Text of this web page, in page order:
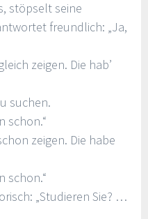
stöpselt seine
freundlich: „Ja,
zeigen. Die hab’
suchen.
schon.“
zeigen. Die habe
schon.“
„Studieren Sie? …